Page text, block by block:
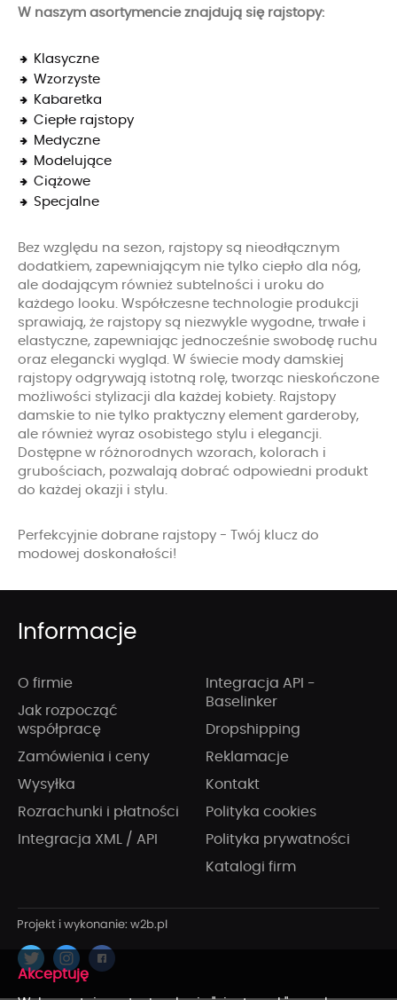
W naszym asortymencie znajdują się rajstopy:
Klasyczne
Wzorzyste
Kabaretka
Ciepłe rajstopy
Medyczne
Modelujące
Ciążowe
Specjalne
Bez względu na sezon, rajstopy są nieodłącznym
dodatkiem, zapewniającym nie tylko ciepło dla nóg,
ale dodającym również subtelności i uroku do
każdego looku. Współczesne technologie produkcji
sprawiają, że rajstopy są niezwykle wygodne, trwałe i
elastyczne, zapewniając jednocześnie swobodę ruchu
oraz elegancki wygląd. W świecie mody damskiej
rajstopy odgrywają istotną rolę, tworząc nieskończone
możliwości stylizacji dla każdej kobiety. Rajstopy
damskie to nie tylko praktyczny element garderoby,
ale również wyraz osobistego stylu i elegancji.
Dostępne w różnorodnych wzorach, kolorach i
grubościach, pozwalają dobrać odpowiedni produkt
do każdej okazji i stylu.
Perfekcyjnie dobrane rajstopy - Twój klucz do
modowej doskonałości!
Informacje
O firmie
Jak rozpocząć
współpracę
Zamówienia i ceny
Wysyłka
Rozrachunki i płatności
Integracja XML / API
Integracja API -
Baselinker
Dropshipping
Reklamacje
Kontakt
Polityka cookies
Polityka prywatności
Katalogi firm
x